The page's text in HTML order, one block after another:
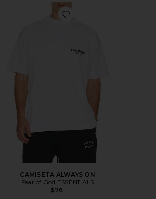
Favorite CAMISETA ALWAYS ON
CAMISETA ALWAYS ON
Fear of God ESSENTIALS
$76